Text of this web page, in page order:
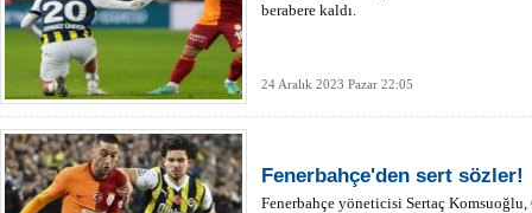
berabere kaldı.
24 Aralık 2023 Pazar 22:05
Fenerbahçe'den sert sözler!
Fenerbahçe yöneticisi Sertaç Komsuoğlu,